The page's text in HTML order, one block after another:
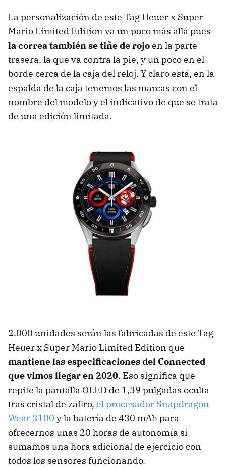
La personalización de este Tag Heuer x Super
Mario Limited Edition va un poco más allá pues
la correa también se tiñe de rojoen la parte
trasera, la que va contra la pie, y un poco en el
borde cerca de la caja del reloj. Y claro está, en la
espalda de la caja tenemos las marcas con el
nombre del modelo y el indicativo de que se trata
de una edición limitada.
2.000 unidades serán las fabricadas de este Tag
Heuer x Super Mario Limited Edition que
mantiene las especificaciones del Connected
que vimos llegar en 2020. Eso significa que
repite la pantalla OLED de 1,39 pulgadas oculta
tras cristal de zafiro, el procesador Snapdragon
Wear 3100 y la batería de 430 mAh para
ofrecernos unas 20 horas de autonomía si
sumamos una hora adicional de ejercicio con
todos los sensores funcionando.